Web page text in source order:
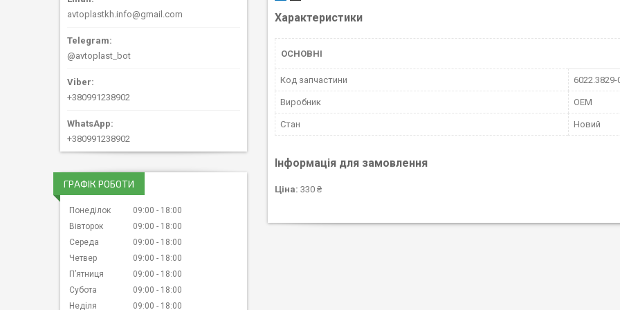
Характеристики
ОСНОВНІ
Код запчастини 6022.3829-
Виробник OEM
Стан Новий
Інформація для замовлення
Ціна: 330 ₴
avtoplastkh.info@gmail.com
@avtoplast_bot
+380991238902
+380991238902
ГРАФІК РОБОТИ
Понеділок 09:00
18:00
Вівторок
09:00
18:00
Середа
09:00
18:00
Четвер
09:00
18:00
Пʼятниця
09:00
18:00
Субота
09:00
18:00
Неділя
09:00 18:00